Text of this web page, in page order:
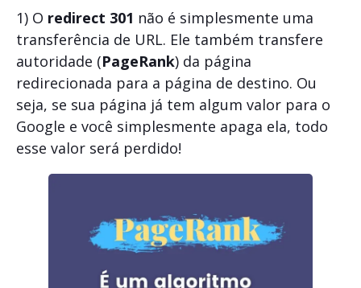
1) O redirect 301 não é simplesmente uma
transferência de URL. Ele também transfere
autoridade (PageRank) da página
redirecionada para a página de destino. Ou
seja, se sua página já tem algum valor para o
Google e você simplesmente apaga ela, todo
esse valor será perdido!